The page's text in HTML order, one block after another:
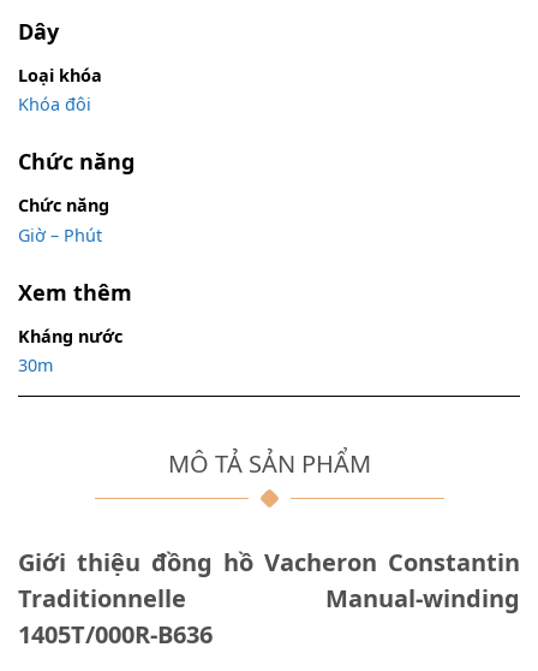
MÔ TẢ SẢN PHẨM
Giới thiệu đồng hồ Vacheron Constantin
Traditionnelle Manual-winding
1405T/000R-B636
Dây
Loại khóa
Khóa đôi
Chức năng
Chức năng
Giờ – Phút
Xem thêm
Kháng nước
30m